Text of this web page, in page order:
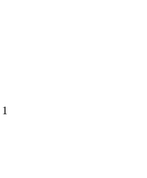
1